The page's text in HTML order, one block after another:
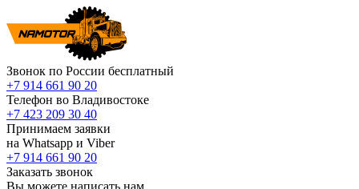
Звонок по России бесплатный
+7 914 661 90 20
Телефон во Владивостоке
+7 423 209 30 40
Принимаем заявки
на Whatsapp и Viber
+7 914 661 90 20
Заказать звонок
Вы можете написать нам